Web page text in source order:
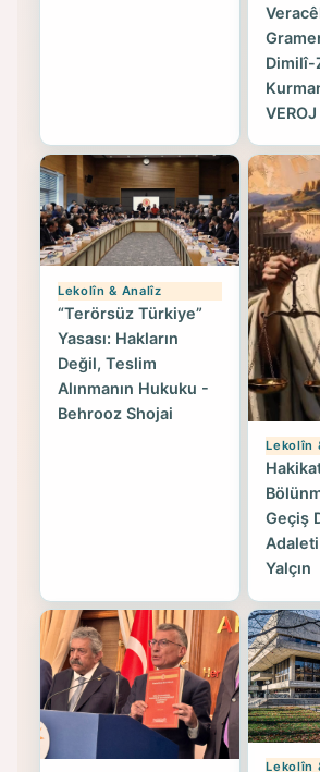
Dimilî-
VEROJ
Lekolîn & Analîz
“Terörsüz Türkiye”
Yasası: Hakların
Değil, Teslim
Alınmanın Hukuku -
Behrooz Shojai
Lekolîn
Geçiş
Yalçın
Lekolîn